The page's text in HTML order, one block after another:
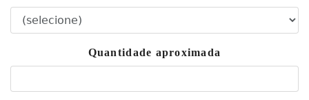
Quantidade aproximada